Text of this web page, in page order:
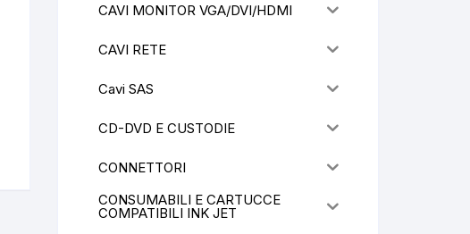
CAVI MONITOR VGA/DVI/HDMI
CAVI RETE
Cavi SAS
CD-DVD E CUSTODIE
CONNETTORI
CONSUMABILI E CARTUCCE
COMPATIBILI INK JET